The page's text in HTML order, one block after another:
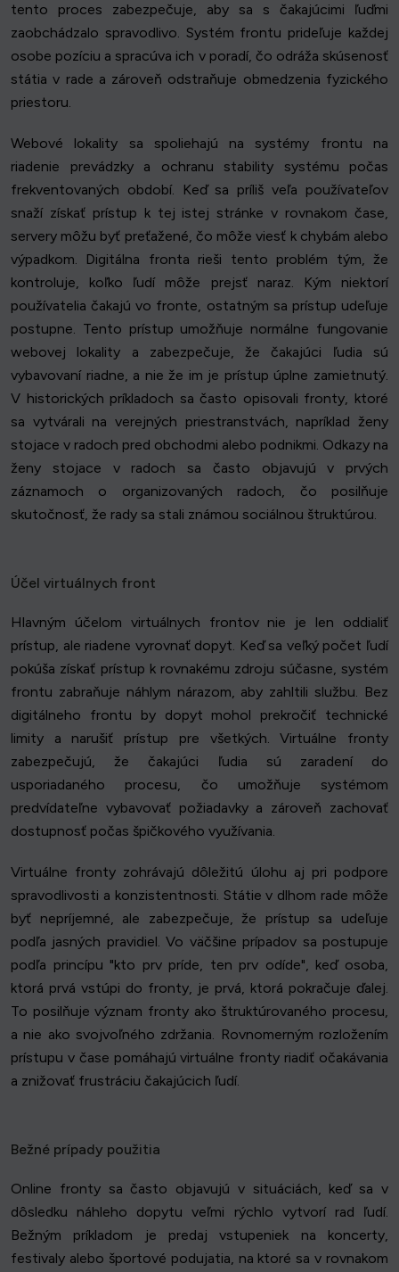
tento proces zabezpečuje, aby sa s čakajúcimi ľuďmi
zaobchádzalo spravodlivo. Systém frontu prideľuje každej
osobe pozíciu a spracúva ich v poradí, čo odráža skúsenosť
státia v rade a zároveň odstraňuje obmedzenia fyzického
priestoru.
Webové lokality sa spoliehajú na systémy frontu na
riadenie prevádzky a ochranu stability systému počas
frekventovaných období. Keď sa príliš veľa používateľov
snaží získať prístup k tej istej stránke v rovnakom čase,
servery môžu byť preťažené, čo môže viesť k chybám alebo
výpadkom. Digitálna fronta rieši tento problém tým, že
kontroluje, koľko ľudí môže prejsť naraz. Kým niektorí
používatelia čakajú vo fronte, ostatným sa prístup udeľuje
postupne. Tento prístup umožňuje normálne fungovanie
webovej lokality a zabezpečuje, že čakajúci ľudia sú
vybavovaní riadne, a nie že im je prístup úplne zamietnutý.
V historických príkladoch sa často opisovali fronty, ktoré
sa vytvárali na verejných priestranstvách, napríklad ženy
stojace v radoch pred obchodmi alebo podnikmi. Odkazy na
ženy stojace v radoch sa často objavujú v prvých
záznamoch o organizovaných radoch, čo posilňuje
skutočnosť, že rady sa stali známou sociálnou štruktúrou.
Účel virtuálnych front
Hlavným účelom virtuálnych frontov nie je len oddialiť
prístup, ale riadene vyrovnať dopyt. Keď sa veľký počet ľudí
pokúša získať prístup k rovnakému zdroju súčasne, systém
frontu zabraňuje náhlym nárazom, aby zahltili službu. Bez
digitálneho frontu by dopyt mohol prekročiť technické
limity a narušiť prístup pre všetkých. Virtuálne fronty
zabezpečujú, že čakajúci ľudia sú zaradení do
usporiadaného procesu, čo umožňuje systémom
predvídateľne vybavovať požiadavky a zároveň zachovať
dostupnosť počas špičkového využívania.
Virtuálne fronty zohrávajú dôležitú úlohu aj pri podpore
spravodlivosti a konzistentnosti. Státie v dlhom rade môže
byť nepríjemné, ale zabezpečuje, že prístup sa udeľuje
podľa jasných pravidiel. Vo väčšine prípadov sa postupuje
podľa princípu "kto prv príde, ten prv odíde", keď osoba,
ktorá prvá vstúpi do fronty, je prvá, ktorá pokračuje ďalej.
To posilňuje význam fronty ako štruktúrovaného procesu,
a nie ako svojvoľného zdržania. Rovnomerným rozložením
prístupu v čase pomáhajú virtuálne fronty riadiť očakávania
a znižovať frustráciu čakajúcich ľudí.
Bežné prípady použitia
Online fronty sa často objavujú v situáciách, keď sa v
dôsledku náhleho dopytu veľmi rýchlo vytvorí rad ľudí.
Bežným príkladom je predaj vstupeniek na koncerty,
festivaly alebo športové podujatia, na ktoré sa v rovnakom